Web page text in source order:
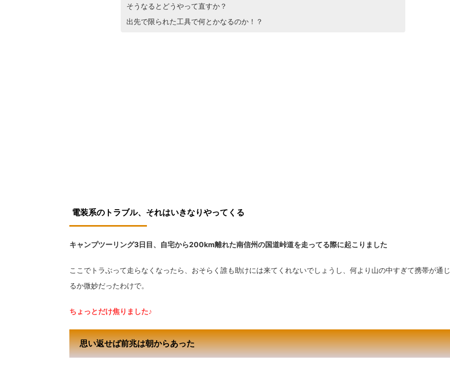
そうなるとどうやって直すか？
出先で限られた工具で何とかなるのか！？
電装系のトラブル、それはいきなりやってくる
キャンプツーリング3日目、自宅から200km離れた南信州の国道峠道を走ってる際に起こりました
ここでトラぶって走らなくなったら、おそらく誰も助けには来てくれないでしょうし、何より山の中すぎて携帯が通じ
るか微妙だったわけで。
ちょっとだけ焦りました♪
思い返せば前兆は朝からあった